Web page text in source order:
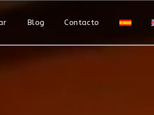
Blog Contacto